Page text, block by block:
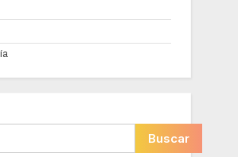
Buscar